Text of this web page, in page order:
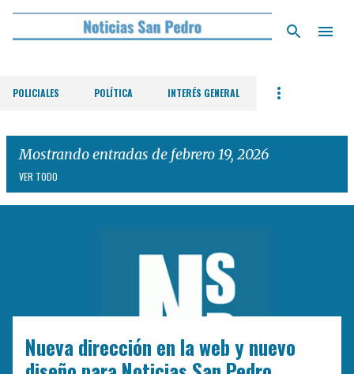
Ir al contenido principal
POLICIALES POLÍTICA INTERÉS GENERAL
Mostrando entradas de febrero 19, 2026
VER TODO
Nueva dirección en la web y nuevo